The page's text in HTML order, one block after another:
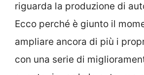
riguarda la produzione di
Ecco perché è giunto il
ampliare ancora di più i
con una serie di